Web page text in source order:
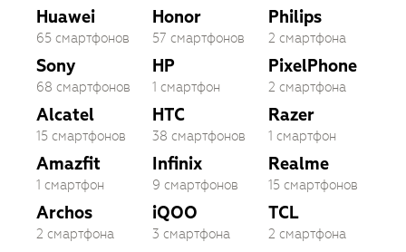
Huawei
65 смартфонов
Sony
68 смартфонов
Alcatel
15 смартфонов
Amazfit
1 смартфон
Archos
2 смартфона
Honor
57 смартфонов
HP
1 смартфон
HTC
38 смартфонов
Infinix
9 смартфонов
iQOO
3 смартфона
Philips
2 смартфона
PixelPhone
2 смартфона
Razer
1 смартфон
Realme
15 смартфонов
TCL
2 смартфона